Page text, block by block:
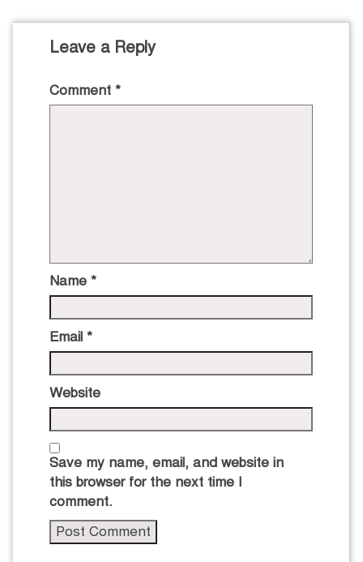
Leave a Reply
Comment *
Name *
Email *
Website
Save my name, email, and website in
this browser for the next time I
comment.